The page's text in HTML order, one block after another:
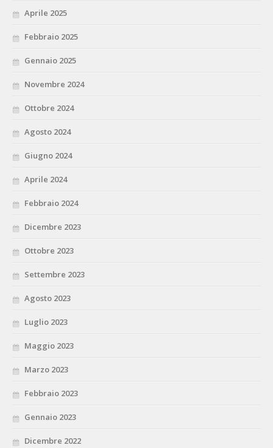
Aprile 2025
Febbraio 2025
Gennaio 2025
Novembre 2024
Ottobre 2024
Agosto 2024
Giugno 2024
Aprile 2024
Febbraio 2024
Dicembre 2023
Ottobre 2023
Settembre 2023
Agosto 2023
Luglio 2023
Maggio 2023
Marzo 2023
Febbraio 2023
Gennaio 2023
Dicembre 2022